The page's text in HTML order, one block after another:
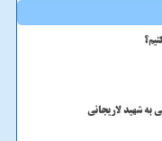
به شهید لاریجانی